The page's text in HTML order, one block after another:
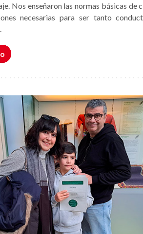
Nos enseñaron las normas básicas de
necesarias para ser tanto